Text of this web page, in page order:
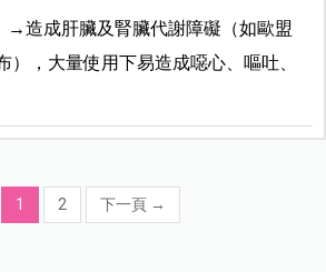
→造成肝臟及腎臟代謝障礙（如歐盟
），大量使用下易造成噁心、嘔吐、
1 2 下一頁 →